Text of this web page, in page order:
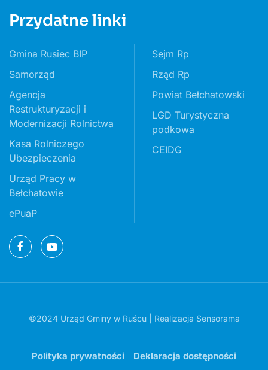
Przydatne linki
Gmina Rusiec BIP
Samorząd
Agencja
Restrukturyzacji i
Modernizacji Rolnictwa
Kasa Rolniczego
Ubezpieczenia
Urząd Pracy w
Bełchatowie
ePuaP
Sejm Rp
Rząd Rp
Powiat Bełchatowski
LGD Turystyczna
podkowa
CEIDG
©2024 Urząd Gminy w Ruścu | Realizacja Sensorama
Polityka prywatności Deklaracja dostępności